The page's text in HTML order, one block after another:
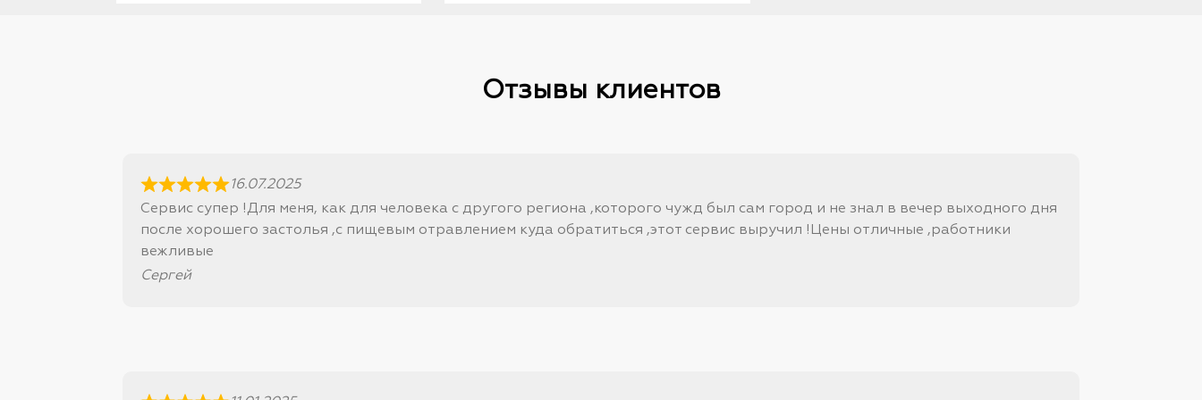
Отзывы клиентов
16.07.2025
Сервис супер !Для меня, как для человека с другого региона ,которого чужд был сам город и не знал в вечер выходного дня
после хорошего застолья ,с пищевым отравлением куда обратиться ,этот сервис выручил !Цены отличные ,работники
вежливые
Сергей